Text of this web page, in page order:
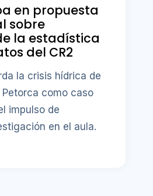
en propuesta
sobre
la estadística
del CR2
la crisis hídrica de
como caso
impulso de
en el aula.